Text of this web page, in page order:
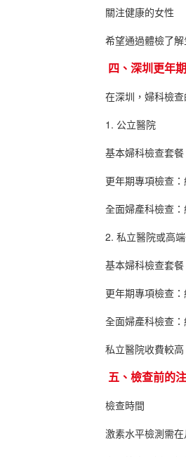
關注健康的女性
希望通過體檢了解
四、深圳更年期
在深圳，婦科檢查
1. 公立醫院
基本婦科檢查套餐
更年期專項檢查：
全面婦產科檢查：
2. 私立醫院或高端
基本婦科檢查套餐
更年期專項檢查：
全面婦產科檢查：
私立醫院收費較高
五、檢查前的注
檢查時間
激素水平檢測需在